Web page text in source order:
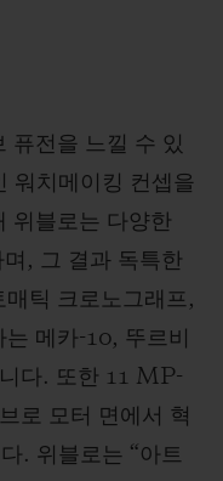
퓨전을 느낄 수 있
워치메이킹 컨셉을
위블로는 다양한
, 그 결과 독특한
틱 크로노그래프,
메카-10, 뚜르비
다. 또한 11 MP-
로 모터 면에서 혁
. 위블로는 “아트